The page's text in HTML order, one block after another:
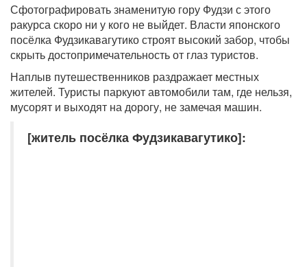
Сфотографировать знаменитую гору Фудзи с этого
ракурса скоро ни у кого не выйдет. Власти японского
посёлка Фудзикавагутико строят высокий забор, чтобы
скрыть достопримечательность от глаз туристов.
Наплыв путешественников раздражает местных
жителей. Туристы паркуют автомобили там, где нельзя,
мусорят и выходят на дорогу, не замечая машин.
[житель посёлка Фудзикавагутико]: